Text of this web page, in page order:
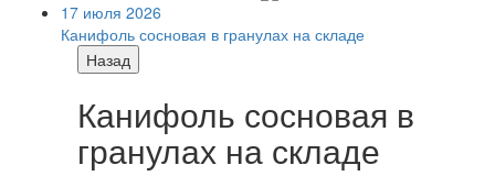
17 июля 2026
Канифоль сосновая в гранулах на складе
Назад
Канифоль сосновая в
гранулах на складе